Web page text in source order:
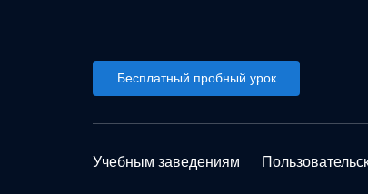
Бесплатный пробный урок
Учебным заведениям